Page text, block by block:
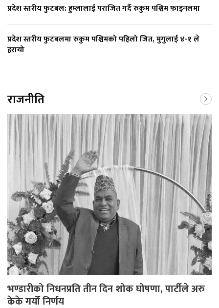
प्रदेश स्तरीय फुटबल: हुम्लालाई पराजित गर्दै रुकुम पश्चिम फाइनलमा
प्रदेश स्तरीय फुटबलमा रुकुम पश्चिमको पहिलो जित, मुगुलाई ४-१ ले
हरायो
राजनीति
भण्डारीको निधनप्रति तीन दिन शोक घोषणा, पार्टीले अरु
केके गर्यो निर्णय